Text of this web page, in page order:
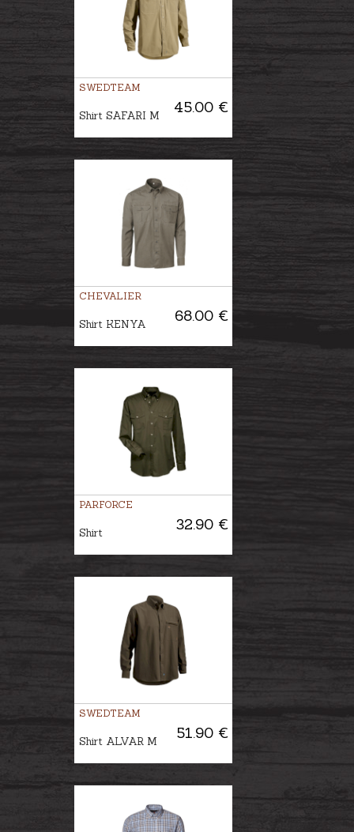
SWEDTEAM
45.00 €
Shirt SAFARI M
CHEVALIER
68.00 €
Shirt KENYA
PARFORCE
32.90 €
Shirt
SWEDTEAM
51.90 €
Shirt ALVAR M